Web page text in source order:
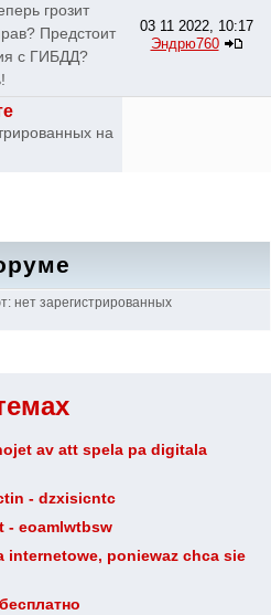
av att spela pa digitala
- dzxisicntc
- eoamlwtbsw
internetowe, poniewaz chca sie
грозит
Предстоит
с ГИБДД?
03 11 2022, 10:17
Эндрю760
на
нет зарегистрированных